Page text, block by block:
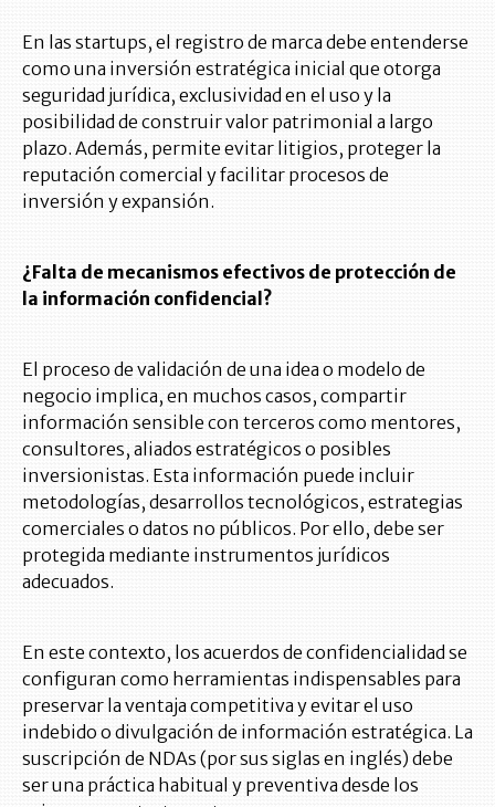
En las startups, el registro de marca debe entenderse
como una inversión estratégica inicial que otorga
seguridad jurídica, exclusividad en el uso y la
posibilidad de construir valor patrimonial a largo
plazo. Además, permite evitar litigios, proteger la
reputación comercial y facilitar procesos de
inversión y expansión.
¿Falta de mecanismos efectivos de protección de
la información confidencial?
El proceso de validación de una idea o modelo de
negocio implica, en muchos casos, compartir
información sensible con terceros como mentores,
consultores, aliados estratégicos o posibles
inversionistas. Esta información puede incluir
metodologías, desarrollos tecnológicos, estrategias
comerciales o datos no públicos. Por ello, debe ser
protegida mediante instrumentos jurídicos
adecuados.
En este contexto, los acuerdos de confidencialidad se
configuran como herramientas indispensables para
preservar la ventaja competitiva y evitar el uso
indebido o divulgación de información estratégica. La
suscripción de NDAs (por sus siglas en inglés) debe
ser una práctica habitual y preventiva desde los